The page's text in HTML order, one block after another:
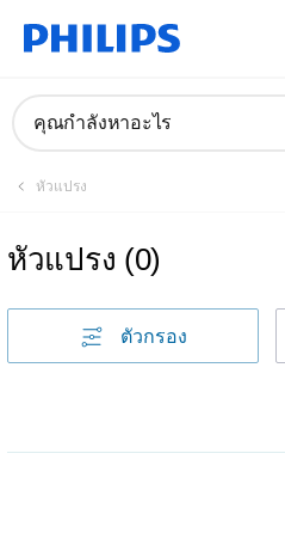
คุณกำลังหาอะไร
หัวแปรง
หัวแปรง (0)
ตัวกรอง